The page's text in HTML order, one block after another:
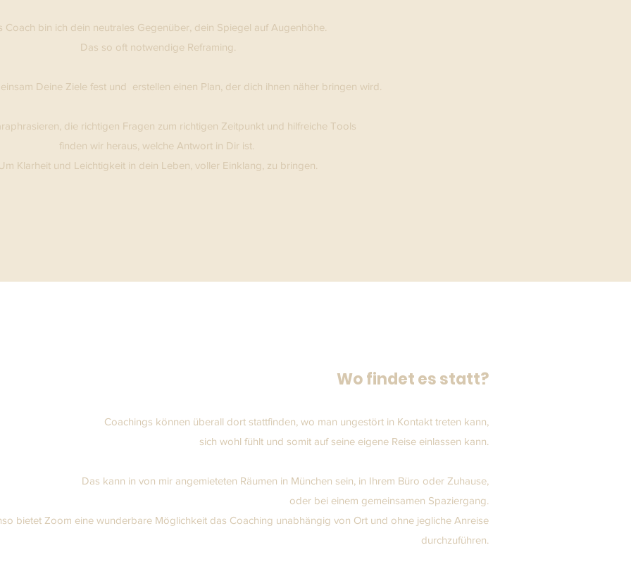
Coach bin ich dein neutrales Gegenüber, dein Spiegel auf Augenhöhe.
Das so oft notwendige Reframing.
Deine Ziele fest und erstellen einen Plan, der dich ihnen näher bringen wird.
die richtigen Fragen zum richtigen Zeitpunkt und hilfreiche Tools
finden wir heraus, welche Antwort in Dir ist.
Klarheit und Leichtigkeit in dein Leben, voller Einklang, zu bringen.
Wo findet es statt?
Coachings können überall dort stattfinden, wo man ungestört in Kontakt treten kann,
sich wohl fühlt und somit auf seine eigene Reise einlassen kann.
Das kann in von mir angemieteten Räumen in München sein, in Ihrem Büro oder Zuhause,
oder bei einem gemeinsamen Spaziergang.
bietet Zoom eine wunderbare Möglichkeit das Coaching unabhängig von Ort und ohne jegliche Anreise
durchzuführen.